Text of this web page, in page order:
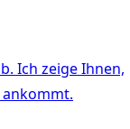
Ich zeige Ihnen,